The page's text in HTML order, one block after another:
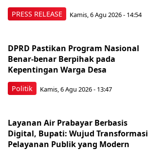
PRESS RELEASE Kamis, 6 Agu 2026 - 14:54
Politik
DPRD Pastikan Program Nasional
Benar-benar Berpihak pada
Kepentingan Warga Desa
Kamis, 6 Agu 2026 - 13:47
Layanan Air Prabayar Berbasis
Digital, Bupati: Wujud Transformasi
Pelayanan Publik yang Modern